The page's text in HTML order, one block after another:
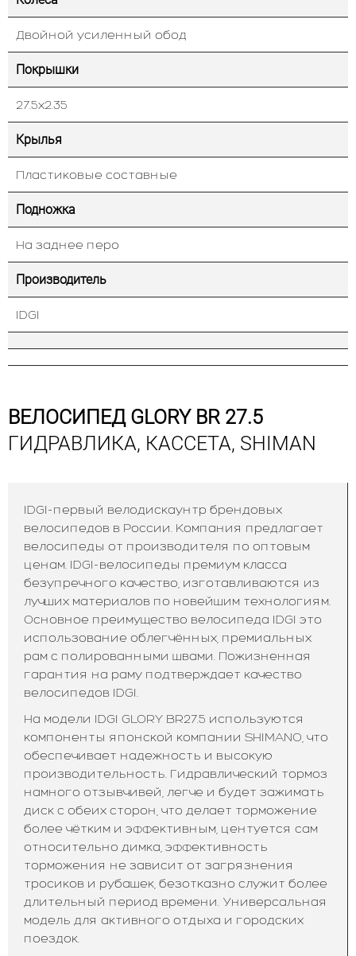
Двойной усиленный обод
Покрышки
27.5х2.35
Крылья
Пластиковые составные
Подножка
На заднее перо
Производитель
IDGI
ВЕЛОСИПЕД GLORY BR 27.5
ГИДРАВЛИКА, КАССЕТА, SHIMAN
IDGI-первый велодискаунтр брендовых
велосипедов в России. Компания предлагает
велосипеды от производителя по оптовым
ценам. IDGI-велосипеды премиум класса
безупречного качество, изготавливаются из
лучших материалов по новейшим технологиям.
Основное преимущество велосипеда IDGI это
использование облегчённых, премиальных
рам с полированными швами. Пожизненная
гарантия на раму подтверждает качество
велосипедов IDGI.
На модели IDGI GLORY BR27.5 используются
компоненты японской компании SHIMANO, что
обеспечивает надежность и высокую
производительность. Гидравлический тормоз
намного отзывчивей, легче и будет зажимать
диск с обеих сторон, что делает торможение
более чётким и эффективным, центуется сам
относительно димка, эффективность
торможения не зависит от загрязнения
тросиков и рубашек, безотказно служит более
длительный период времени. Универсальная
модель для активного отдыха и городских
поездок.